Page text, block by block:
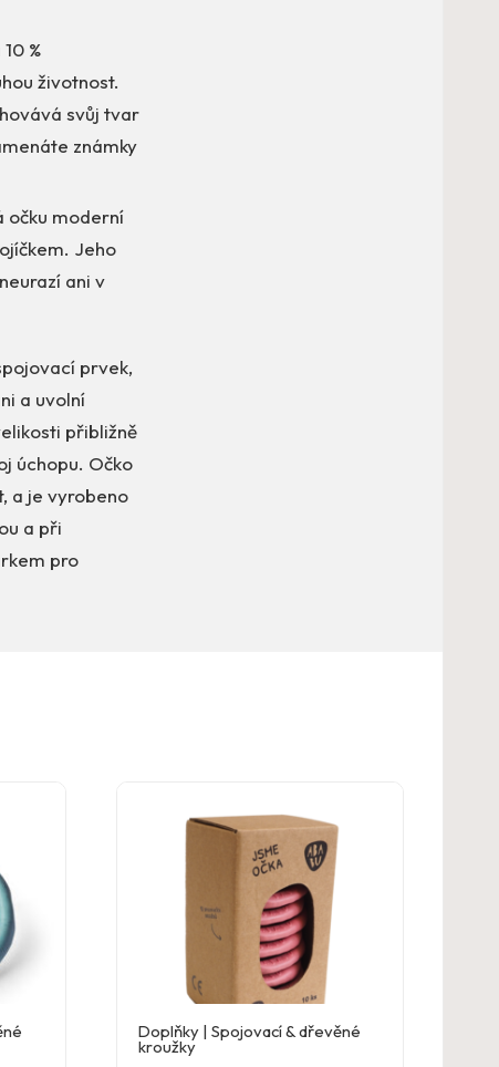
%
životnost.
svůj tvar
známky
očku moderní
Jeho
ani v
prvek,
a uvolní
přibližně
úchopu. Očko
a je vyrobeno
a při
pro
Doplňky | Spojovací & dřevěné
kroužky